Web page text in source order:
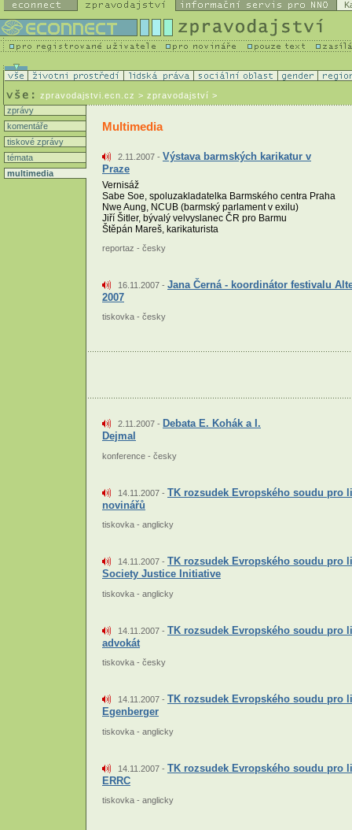
zpravodajstvi.ecn.cz > zpravodajství >
zprávy
komentáře
tiskové zprávy
témata
multimedia
Multimedia
2.11.2007 - Výstava barmských karikatur v
Praze
Vernisáž
Sabe Soe, spoluzakladatelka Barmského centra Praha
Nwe Aung, NCUB (barmský parlament v exilu)
Jiří Šitler, bývalý velvyslanec ČR pro Barmu
Štěpán Mareš, karikaturista
reportaz - česky
16.11.2007 - Jana Černá - koordinátor festivalu
2007
tiskovka - česky
2.11.2007 - Debata E. Kohák a I.
Dejmal
konference - česky
14.11.2007 - TK rozsudek Evropského soudu pro
novinářů
tiskovka - anglicky
14.11.2007 - TK rozsudek Evropského soudu pro
Society Justice Initiative
tiskovka - anglicky
14.11.2007 - TK rozsudek Evropského soudu pro
advokát
tiskovka - česky
14.11.2007 - TK rozsudek Evropského soudu pro
Egenberger
tiskovka - anglicky
14.11.2007 - TK rozsudek Evropského soudu pro
ERRC
tiskovka - anglicky